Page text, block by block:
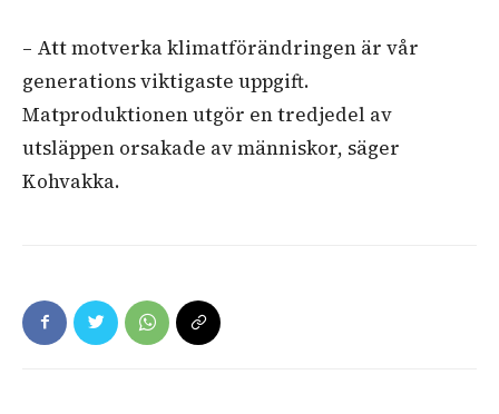
– Att motverka klimatförändringen är vår
generations viktigaste uppgift.
Matproduktionen utgör en tredjedel av
utsläppen orsakade av människor, säger
Kohvakka.